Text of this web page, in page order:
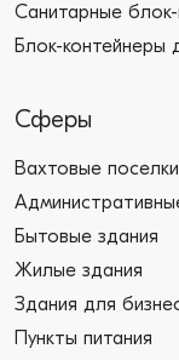
Санитарные
Блок-контейнеры
Сферы
Вахтовые поселки
Бытовые здания
Жилые здания
Здания для
Пункты питания